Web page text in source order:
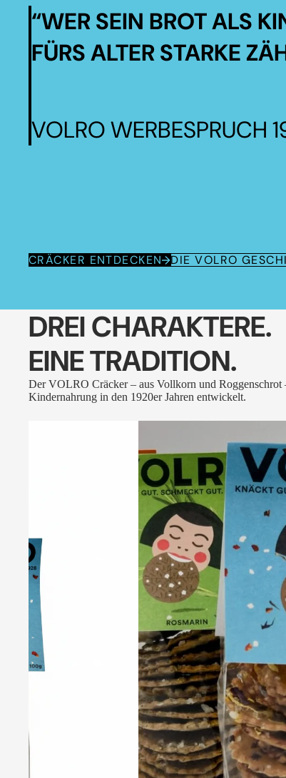
“WER SEIN BROT ALS
FÜRS ALTER STARKE
VOLRO WERBESPRUCH
CRÄCKER ENTDECKEN DIE VOLRO
DREI CHARAKTERE.
EINE TRADITION.
Der VOLRO Cräcker – aus Vollkorn und Roggenschrot
Kindernahrung in den 1920er Jahren entwickelt.